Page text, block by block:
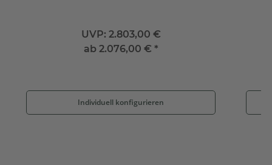
UVP: 2.803,00 €
ab 2.076,00 € *
Individuell konfigurieren